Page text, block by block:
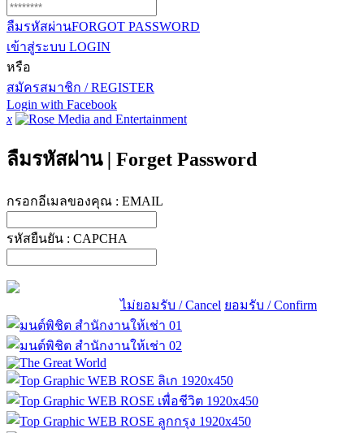
ลืมรหัสผ่านFORGOT PASSWORD
เข้าสู่ระบบ LOGIN
หรือ
สมัครสมาชิก / REGISTER
Login with Facebook
x
ลืมรหัสผ่าน | Forget Password
กรอกอีเมลของคุณ : EMAIL
รหัสยืนยัน : CAPCHA
ไม่ยอมรับ / Cancel ยอมรับ / Confirm